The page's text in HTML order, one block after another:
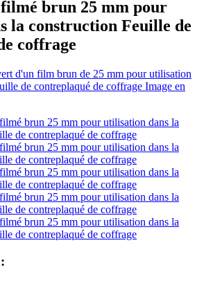
brun 25 mm pour
la construction Feuille de
coffrage